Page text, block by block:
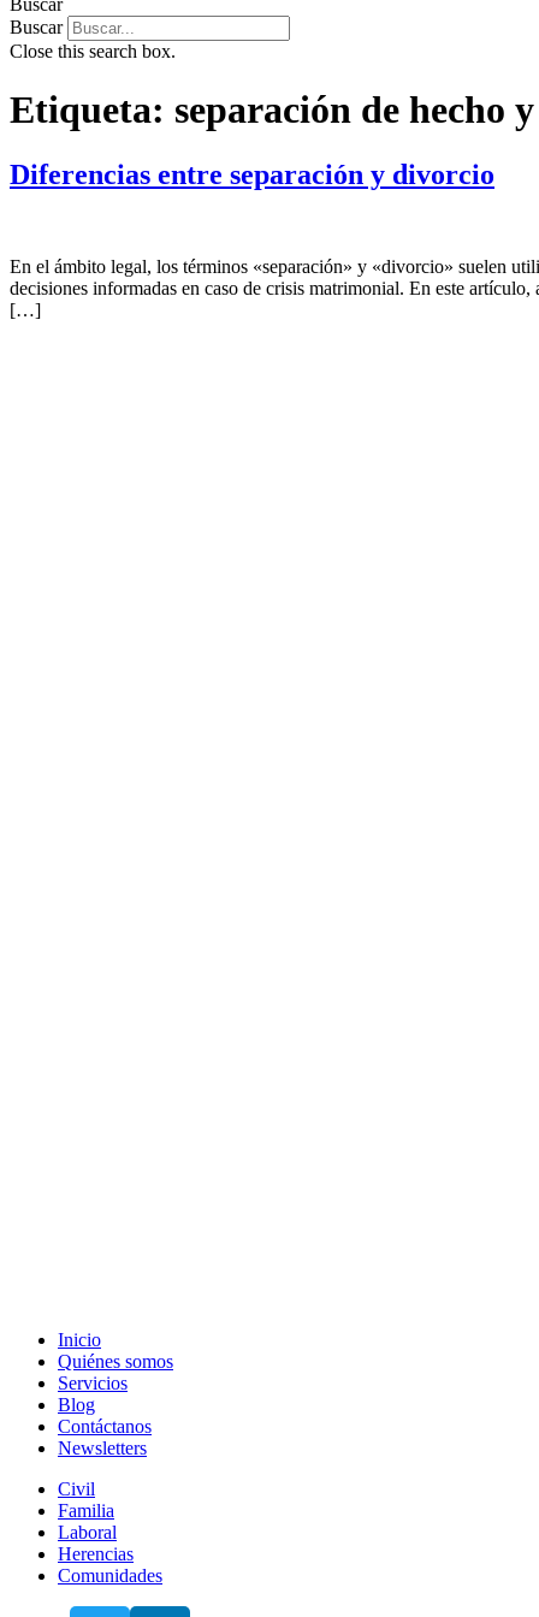
Buscar
Buscar
Close this search box.
Etiqueta: separación de hecho
Diferencias entre separación y divorcio
En el ámbito legal, los términos «separación» y «divorcio» suelen
decisiones informadas en caso de crisis matrimonial. En este
[…]
Inicio
Quiénes somos
Servicios
Blog
Contáctanos
Newsletters
Civil
Familia
Laboral
Herencias
Comunidades